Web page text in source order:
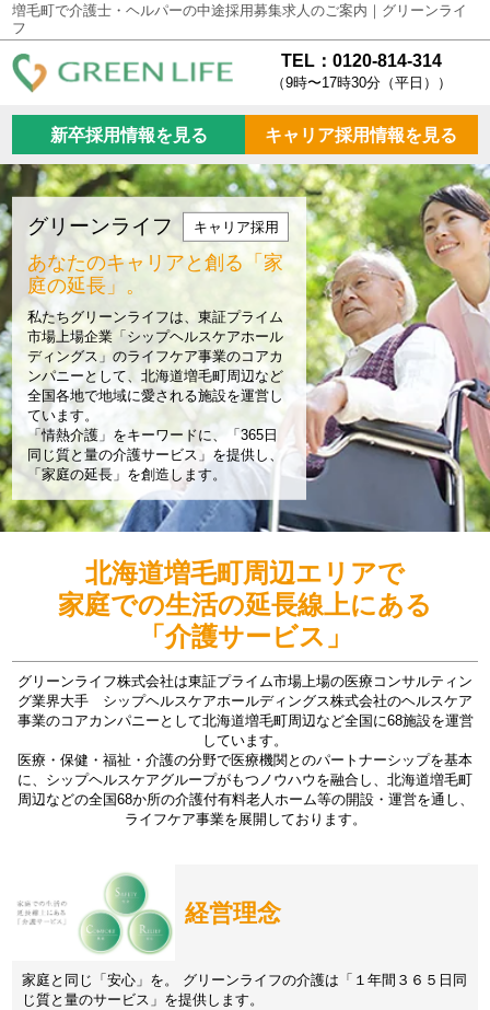
増毛町で介護士・ヘルパーの中途採用募集求人のご案内｜グリーンライ
フ
TEL：0120-814-314
（9時〜17時30分（平日））
新卒採用情報を見る キャリア採用情報を見る
グリーンライフ キャリア採用
あなたのキャリアと創る「家
庭の延長」。
私たちグリーンライフは、東証プライム
市場上場企業「シップヘルスケアホール
ディングス」のライフケア事業のコアカ
ンパニーとして、北海道増毛町周辺など
全国各地で地域に愛される施設を運営し
ています。
「情熱介護」をキーワードに、「365日
同じ質と量の介護サービス」を提供し、
「家庭の延長」を創造します。
北海道増毛町周辺エリアで
家庭での生活の延長線上にある
「介護サービス」
グリーンライフ株式会社は東証プライム市場上場の医療コンサルティン
グ業界大手 シップヘルスケアホールディングス株式会社のヘルスケア
事業のコアカンパニーとして北海道増毛町周辺など全国に68施設を運営
しています。
医療・保健・福祉・介護の分野で医療機関とのパートナーシップを基本
に、シップヘルスケアグループがもつノウハウを融合し、北海道増毛町
周辺などの全国68か所の介護付有料老人ホーム等の開設・運営を通し、
ライフケア事業を展開しております。
経営理念
家庭と同じ「安心」を。 グリーンライフの介護は「１年間３６５日同
じ質と量のサービス」を提供します。